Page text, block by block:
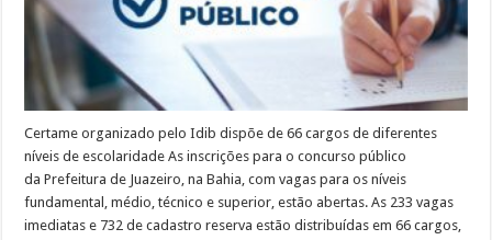
Certame organizado pelo Idib dispõe de 66 cargos de diferentes
níveis de escolaridade As inscrições para o concurso público
da Prefeitura de Juazeiro, na Bahia, com vagas para os níveis
fundamental, médio, técnico e superior, estão abertas. As 233 vagas
imediatas e 732 de cadastro reserva estão distribuídas em 66 cargos,